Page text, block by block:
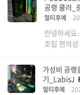
공랭 쿨러_
얼티후예
안녕하세요
조립 편의
가성비 공랭
기_LabisJ
얼티후예